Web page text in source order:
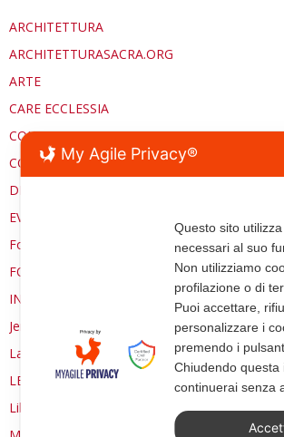
ARCHITETTURA
ARCHITETTURASACRA.ORG
ARTE
CARE ECCLESSIA
CONSERVAZIONE
CONTROCANTO
DE RE AEDIFICATORIA
EVENTI
Forma, spazio e ordine
FORMAZIONE
INTERVIEW
Jerusalem
La Materia e l'Immagine
LETTURE
Libri
My Agile Privacy®
Questo sito
necessari al suo
Non utilizziamo
profilazione o di
Puoi accettare,
personalizzare i
premendo i
Chiudendo questa
continuerai senza